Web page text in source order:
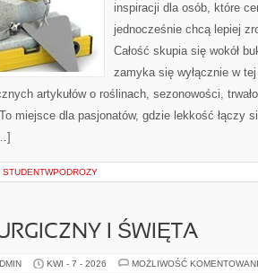
inspiracji dla osób, które
jednocześnie chcą lepiej
Całość skupia się wokół
zamyka się wyłącznie w
artykułów o roślinach, sezonowości,
miejsce dla pasjonatów, gdzie lekkość łączy
STUDENTWPODROZY
I ŚWIĘTA
KWI - 7 - 2026 MOŻLIWOŚĆ